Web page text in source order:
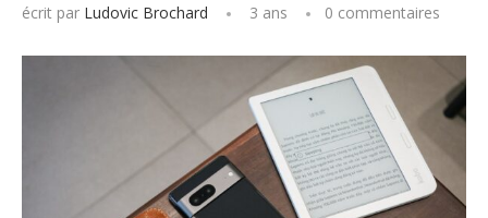
écrit par Ludovic Brochard 3 ans 0 commentaires